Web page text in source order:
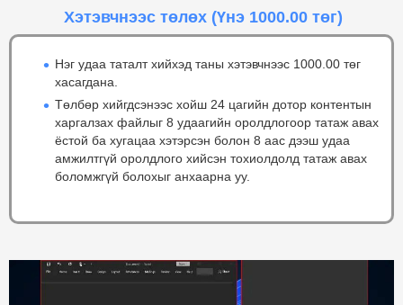
Хэтэвчнээс төлөх (Үнэ 1000.00 төг)
Нэг удаа таталт хийхэд таны хэтэвчнээс 1000.00 төг
хасагдана.
Төлбөр хийгдсэнээс хойш 24 цагийн дотор контентын
харгалзах файлыг 8 удаагийн оролдлогоор татаж авах
ёстой ба хугацаа хэтэрсэн болон 8 аас дээш удаа
амжилтгүй оролдлого хийсэн тохиолдолд татаж авах
боломжгүй болохыг анхаарна уу.